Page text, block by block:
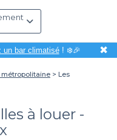
un bar climatisé! ❄️🎉 ✖
métropolitaine
Les
à louer -